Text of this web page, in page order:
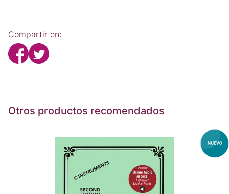
Compartir en:
Otros productos recomendados